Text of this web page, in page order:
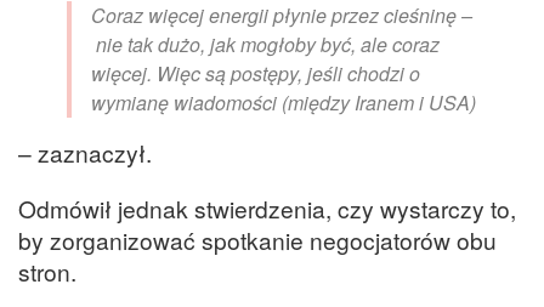
Coraz więcej energii płynie przez cieśninę –
nie tak dużo, jak mogłoby być, ale coraz
więcej. Więc są postępy, jeśli chodzi o
wymianę wiadomości (między Iranem i USA)
– zaznaczył.
Odmówił jednak stwierdzenia, czy wystarczy to,
by zorganizować spotkanie negocjatorów obu
stron.